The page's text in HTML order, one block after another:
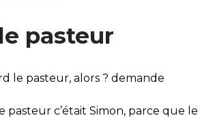
pasteur
le pasteur, alors ? demande
pasteur c’était Simon, parce que le